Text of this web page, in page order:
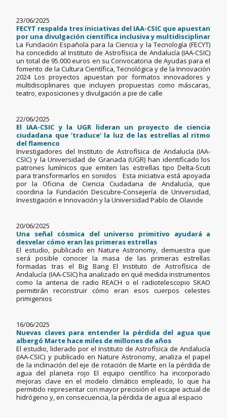
23/06/2025
FECYT respalda tres iniciativas del IAA-CSIC que apuestan
por una divulgación científica inclusiva y multidisciplinar
La Fundación Española para la Ciencia y la Tecnología (FECYT)
ha concedido al Instituto de Astrofísica de Andalucía (IAA-CSIC)
un total de 95.000 euros en su Convocatoria de Ayudas para el
fomento de la Cultura Científica, Tecnológica y de la Innovación
2024 Los proyectos apuestan por formatos innovadores y
multidisciplinares que incluyen propuestas como máscaras,
teatro, exposiciones y divulgación a pie de calle
22/06/2025
El IAA-CSIC y la UGR lideran un proyecto de ciencia
ciudadana que ‘traduce’ la luz de las estrellas al ritmo
del flamenco
Investigadores del Instituto de Astrofísica de Andalucía (IAA-
CSIC) y la Universidad de Granada (UGR) han identificado los
patrones lumínicos que emiten las estrellas tipo Delta-Scuti
para transformarlos en sonidos Esta iniciativa está apoyada
por la Oficina de Ciencia Ciudadana de Andalucía, que
coordina la Fundación Descubre-Consejería de Universidad,
Investigación e Innovación y la Universidad Pablo de Olavide
20/06/2025
Una señal cósmica del universo primitivo ayudará a
desvelar cómo eran las primeras estrellas
El estudio, publicado en Nature Astronomy, demuestra que
será posible conocer la masa de las primeras estrellas
formadas tras el Big Bang El Instituto de Astrofísica de
Andalucía (IAA-CSIC) ha analizado en qué medida instrumentos
como la antena de radio REACH o el radiotelescopio SKAO
permitirán reconstruir cómo eran esos cuerpos celestes
primigenios
16/06/2025
Nuevas claves para entender la pérdida del agua que
albergó Marte hace miles de millones de años
El estudio, liderado por el Instituto de Astrofísica de Andalucía
(IAA-CSIC) y publicado en Nature Astronomy, analiza el papel
de la inclinación del eje de rotación de Marte en la pérdida de
agua del planeta rojo El equipo científico ha incorporado
mejoras clave en el modelo climático empleado, lo que ha
permitido representar con mayor precisión el escape actual de
hidrógeno y, en consecuencia, la pérdida de agua al espacio